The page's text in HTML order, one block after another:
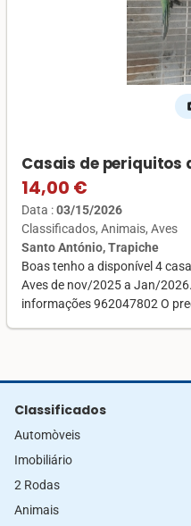
Casais de periquitos
14,00 €
Data :03/15/2026
Classificados Animais Aves
Santo António, Trapiche
Boas tenho a disponível 4
Aves de nov/2025 a Jan/
informações 962047802 O
Classificados
Automòveis
Imobiliário
2 Rodas
Animais